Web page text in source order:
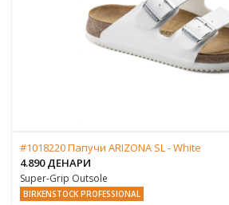
#1018220 Папучи ARIZONA SL - White
4.890 ДЕНАРИ
Super-Grip Outsole
BIRKENSTOCK PROFESSIONAL